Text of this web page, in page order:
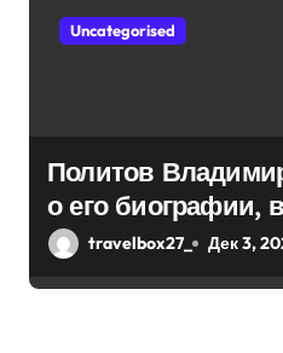
Uncategorised
Политов
о его биографии,
впечатляющих
travelbox27_ Дек 3,